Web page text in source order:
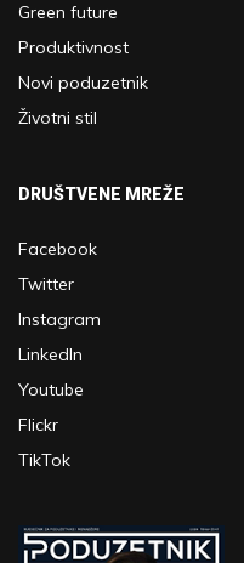
Green future
Produktivnost
Novi poduzetnik
Životni stil
DRUŠTVENE MREŽE
Facebook
Twitter
Instagram
LinkedIn
Youtube
Flickr
TikTok